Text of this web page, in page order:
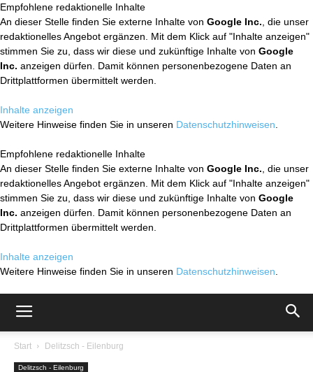
Empfohlene redaktionelle Inhalte
An dieser Stelle finden Sie externe Inhalte von Google Inc. , die unser
redaktionelles Angebot ergänzen. Mit dem Klick auf "Inhalte anzeigen"
stimmen Sie zu, dass wir diese und zukünftige Inhalte von Google
Inc. anzeigen dürfen. Damit können personenbezogene Daten an
Drittplattformen übermittelt werden.
Inhalte anzeigen
Weitere Hinweise finden Sie in unseren Datenschutzhinweisen
Empfohlene redaktionelle Inhalte
An dieser Stelle finden Sie externe Inhalte von Google Inc. , die unser
redaktionelles Angebot ergänzen. Mit dem Klick auf "Inhalte anzeigen"
stimmen Sie zu, dass wir diese und zukünftige Inhalte von Google
Inc. anzeigen dürfen. Damit können personenbezogene Daten an
Drittplattformen übermittelt werden.
Inhalte anzeigen
Weitere Hinweise finden Sie in unseren Datenschutzhinweisen
Start Delitzsch - Eilenburg
Delitzsch - Eilenburg